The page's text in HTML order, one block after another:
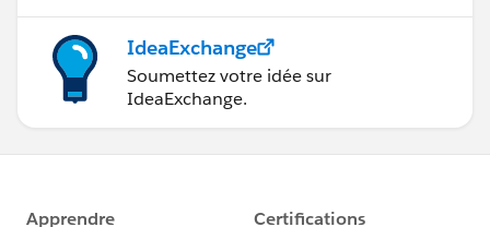
IdeaExchange
Soumettez votre idée sur
IdeaExchange.